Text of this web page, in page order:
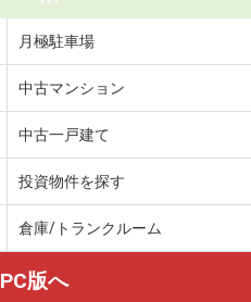
月極駐車場
中古マンション
中古一戸建て
投資物件を探す
倉庫/トランクルーム
PC版へ